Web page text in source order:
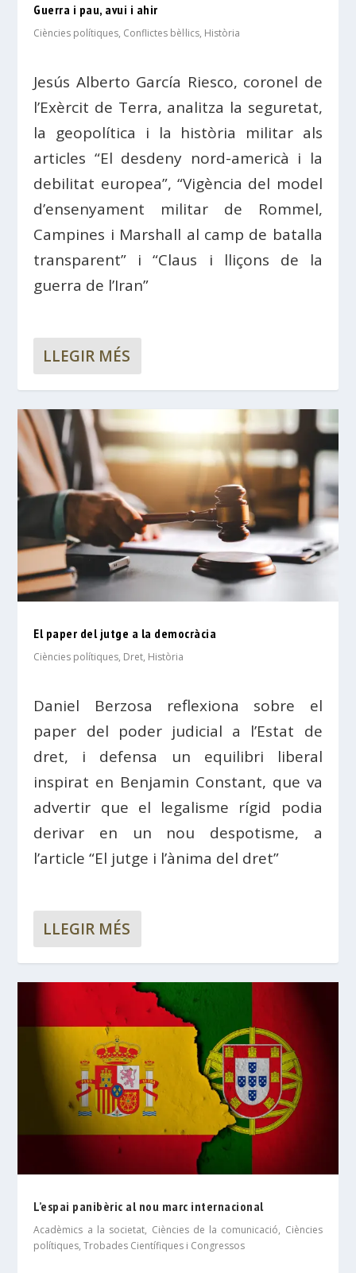
Guerra i pau, avui i ahir
Ciències polítiques, Conflictes bèl·lics, Història
Jesús Alberto García Riesco, coronel de
l’Exèrcit de Terra, analitza la seguretat,
la geopolítica i la història militar als
articles “El desdeny nord-americà i la
debilitat europea”, “Vigència del model
d’ensenyament militar de Rommel,
Campines i Marshall al camp de batalla
transparent” i “Claus i lliçons de la
guerra de l’Iran”
LLEGIR MÉS
El paper del jutge a la democràcia
Ciències polítiques, Dret, Història
Daniel Berzosa reflexiona sobre el
paper del poder judicial a l’Estat de
dret, i defensa un equilibri liberal
inspirat en Benjamin Constant, que va
advertir que el legalisme rígid podia
derivar en un nou despotisme, a
l’article “El jutge i l’ànima del dret”
LLEGIR MÉS
L’espai panibèric al nou marc internacional
Acadèmics a la societat, Ciències de la comunicació, Ciències
polítiques,Trobades Científiques i Congressos